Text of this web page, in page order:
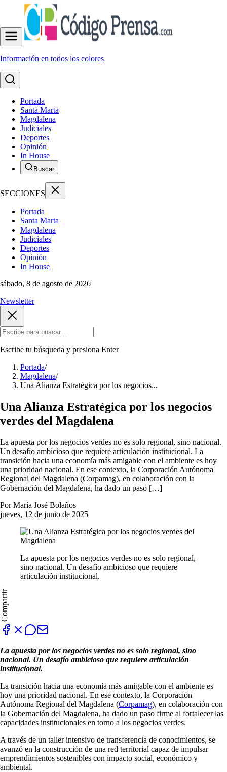
Información en todos los colores
Portada
Santa Marta
Magdalena
Judiciales
Deportes
Opinión
In House
Buscar
SECCIONES
Portada
Santa Marta
Magdalena
Judiciales
Deportes
Opinión
In House
sábado, 8 de agosto de 2026
Newsletter
Escribe tu búsqueda y presiona Enter
Portada/
Magdalena/
Una Alianza Estratégica por los negocios...
Una Alianza Estratégica por los negocios
verdes del Magdalena
La apuesta por los negocios verdes no es solo regional, sino nacional.
Un desafío ambicioso que requiere articulación institucional. La
transición hacia una economía más amigable con el ambiente es hoy
una prioridad nacional. En ese contexto, la Corporación Autónoma
Regional del Magdalena (Corpamag), en colaboración con la
Gobernación del Magdalena, ha dado un paso […]
Por María José Bolaños
jueves, 12 de junio de 2025
La apuesta por los negocios verdes no es solo regional,
sino nacional. Un desafío ambicioso que requiere
articulación institucional.
Compartir
La apuesta por los negocios verdes no es solo regional, sino
nacional. Un desafío ambicioso que requiere articulación
institucional.
La transición hacia una economía más amigable con el ambiente es
hoy una prioridad nacional. En ese contexto, la Corporación
Autónoma Regional del Magdalena (Corpamag), en colaboración con
la Gobernación del Magdalena, ha dado un paso firme al fortalecer las
capacidades institucionales en torno a los negocios verdes.
A través de un taller intensivo de transferencia de conocimientos, se
avanzó en la construcción de una red territorial capaz de impulsar
emprendimientos sostenibles con impacto social, económico y
ambiental.